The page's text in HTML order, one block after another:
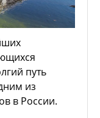
путь
из
в России.